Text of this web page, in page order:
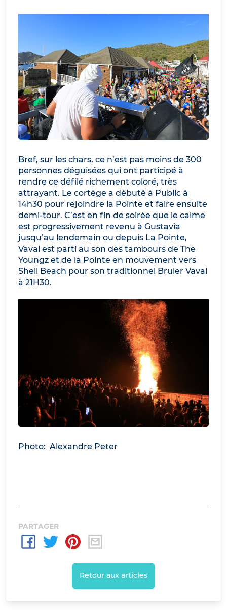
Bref, sur les chars, ce n’est pas moins de 300
personnes déguisées qui ont participé à
rendre ce défilé richement coloré, très
attrayant. Le cortège a débuté à Public à
14h30 pour rejoindre la Pointe et faire ensuite
demi-tour. C’est en fin de soirée que le calme
est progressivement revenu à Gustavia
jusqu’au lendemain ou depuis La Pointe,
Vaval est parti au son des tambours de The
Youngz et de la Pointe en mouvement vers
Shell Beach pour son traditionnel Bruler Vaval
à 21H30.
Photo: Alexandre Peter
PARTAGER
Retour aux articles